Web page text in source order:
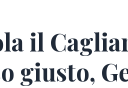
il
giusto,